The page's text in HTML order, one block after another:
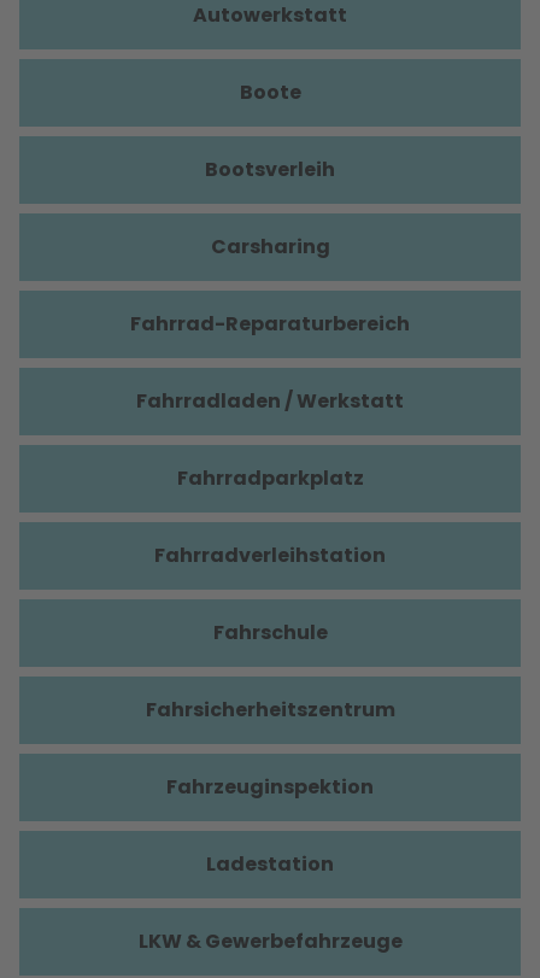
Autowerkstatt
Boote
Bootsverleih
Carsharing
Fahrrad-Reparaturbereich
Fahrradladen / Werkstatt
Fahrradparkplatz
Fahrradverleihstation
Fahrschule
Fahrsicherheitszentrum
Fahrzeuginspektion
Ladestation
LKW & Gewerbefahrzeuge